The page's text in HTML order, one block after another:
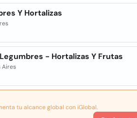
Y Hortalizas
- Hortalizas Y Frutas
Aires
tu alcance global con iGlobal.